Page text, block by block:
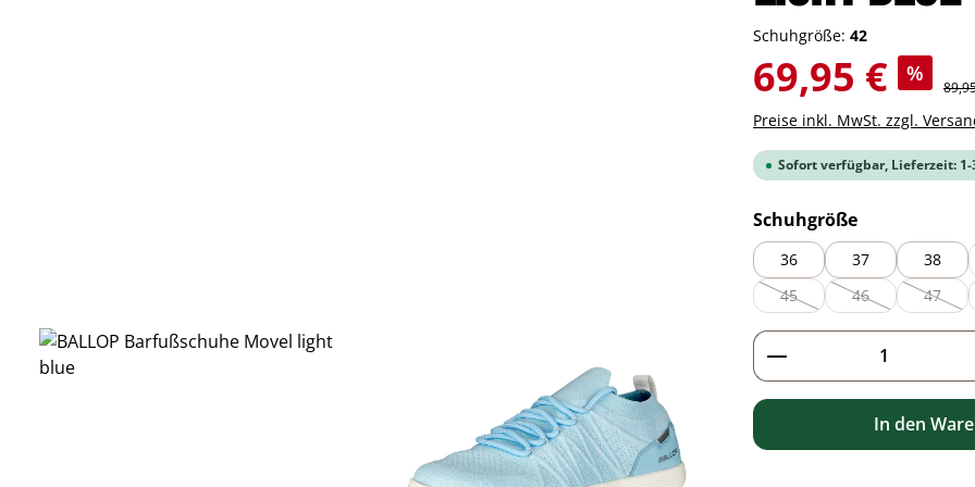
Schuhgröße: 42
Verkaufspreis:
69,95 € %
Preise inkl. MwSt. zzgl.
Sofort verfügbar, Lieferzeit: 1-
Schuhgrößeauswählen
36 37 38
45
(Diese Option ist zurzeit nicht
46
(Diese Option ist
47
(Diese
Produkt Anzahl:
In den